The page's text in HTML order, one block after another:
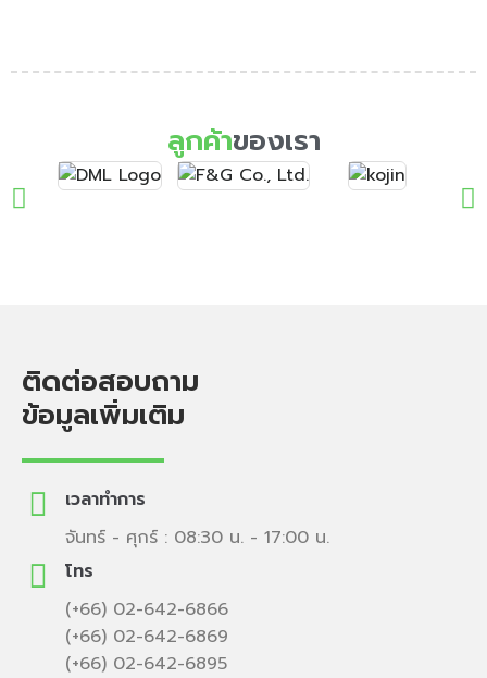
ลูกค้าของเรา
ติดต่อสอบถาม
ข้อมูลเพิ่มเติม
เวลาทำการ
จันทร์ - ศุกร์ : 08:30 น. - 17:00 น.
โทร
(+66) 02-642-6866
(+66) 02-642-6869
(+66) 02-642-6895